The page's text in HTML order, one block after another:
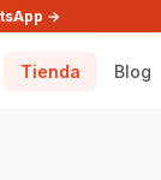
→
Tienda Blog